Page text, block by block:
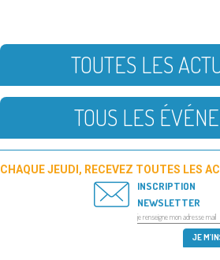
TOUTES LES
TOUS LES
CHAQUE JEUDI, RECEVEZ TOUTES LES
INSCRIPTION
NEWSLETTER